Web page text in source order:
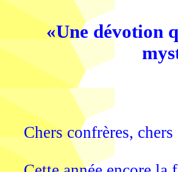
«Une dévotion
Chers confrères, chers